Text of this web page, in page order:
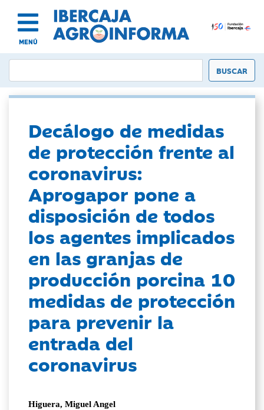
MENÚ
Decálogo de medidas
de protección frente al
coronavirus:
Aprogapor pone a
disposición de todos
los agentes implicados
en las granjas de
producción porcina 10
medidas de protección
para prevenir la
entrada del
coronavirus
Higuera, Miguel Angel